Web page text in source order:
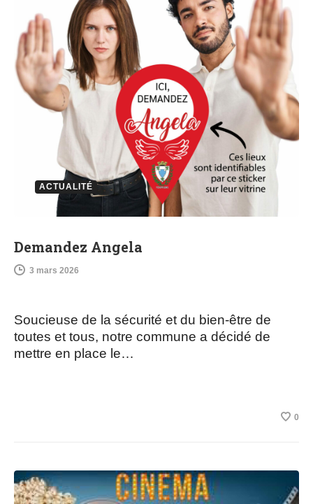
ACTUALITÉ
Demandez Angela
3 mars 2026
Soucieuse de la sécurité et du bien-être de
toutes et tous, notre commune a décidé de
mettre en place le…
0